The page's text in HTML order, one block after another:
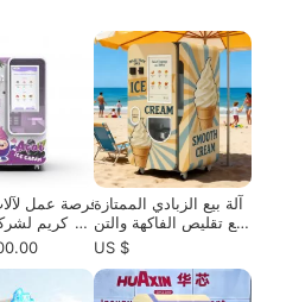
فرصة عمل
س كريم
ع الأوروبية
ع والموزعين
آلة بيع الزبادي الممتازة
مع تقليص الفاكهة والتن
ظيف التلقائي والإدارة ع
ن بعد - HUAXIN B83 /
B86max سلسلة
US $